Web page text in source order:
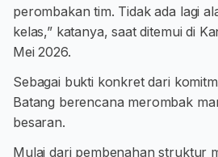
perombakan tim. Tidak ada lagi
kelas,” katanya, saat ditemui di
Mei 2026.
Sebagai bukti konkret dari
Batang berencana merombak
besaran.
Mulai dari pembenahan struktur